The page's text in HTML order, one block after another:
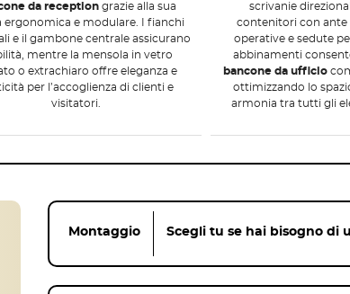
dei
da receptiongrazie alla sua
ergonomica e modulare. I fianchi
e il gambone centrale assicurano
mentre la mensola in vetro
o extrachiaro offre eleganza e
per l’accoglienza di clienti e
visitatori.
scrivanie
contenitori con ante
operative e sedute
abbinamenti
bancone da ufficio
ottimizzando lo
armonia tra tutti gli
Montaggio Scegli tu se hai bisogno di